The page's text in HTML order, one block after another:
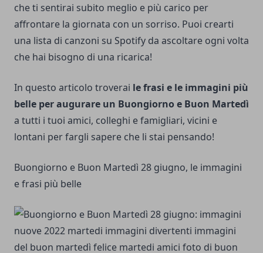
che ti sentirai subito meglio e più carico per
affrontare la giornata con un sorriso. Puoi crearti
una lista di canzoni su Spotify da ascoltare ogni volta
che hai bisogno di una ricarica!
In questo articolo troverai le frasi e le immagini più
belle per augurare un Buongiorno e Buon Martedì
a tutti i tuoi amici, colleghi e famigliari, vicini e
lontani per fargli sapere che li stai pensando!
Buongiorno e Buon Martedì 28 giugno, le immagini
e frasi più belle